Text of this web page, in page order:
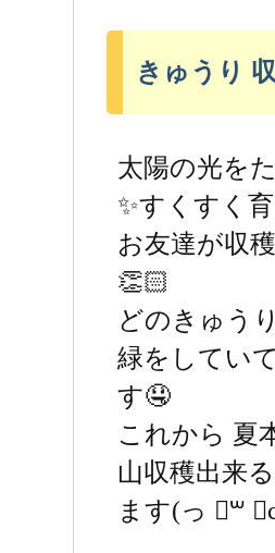
きゅうり
太陽の光を
✨️すくすく
お友達が収
👏🏻
どのきゅう
緑をしてい
す🤤
これから 夏
山収穫出来
ます(っ ॑꒳